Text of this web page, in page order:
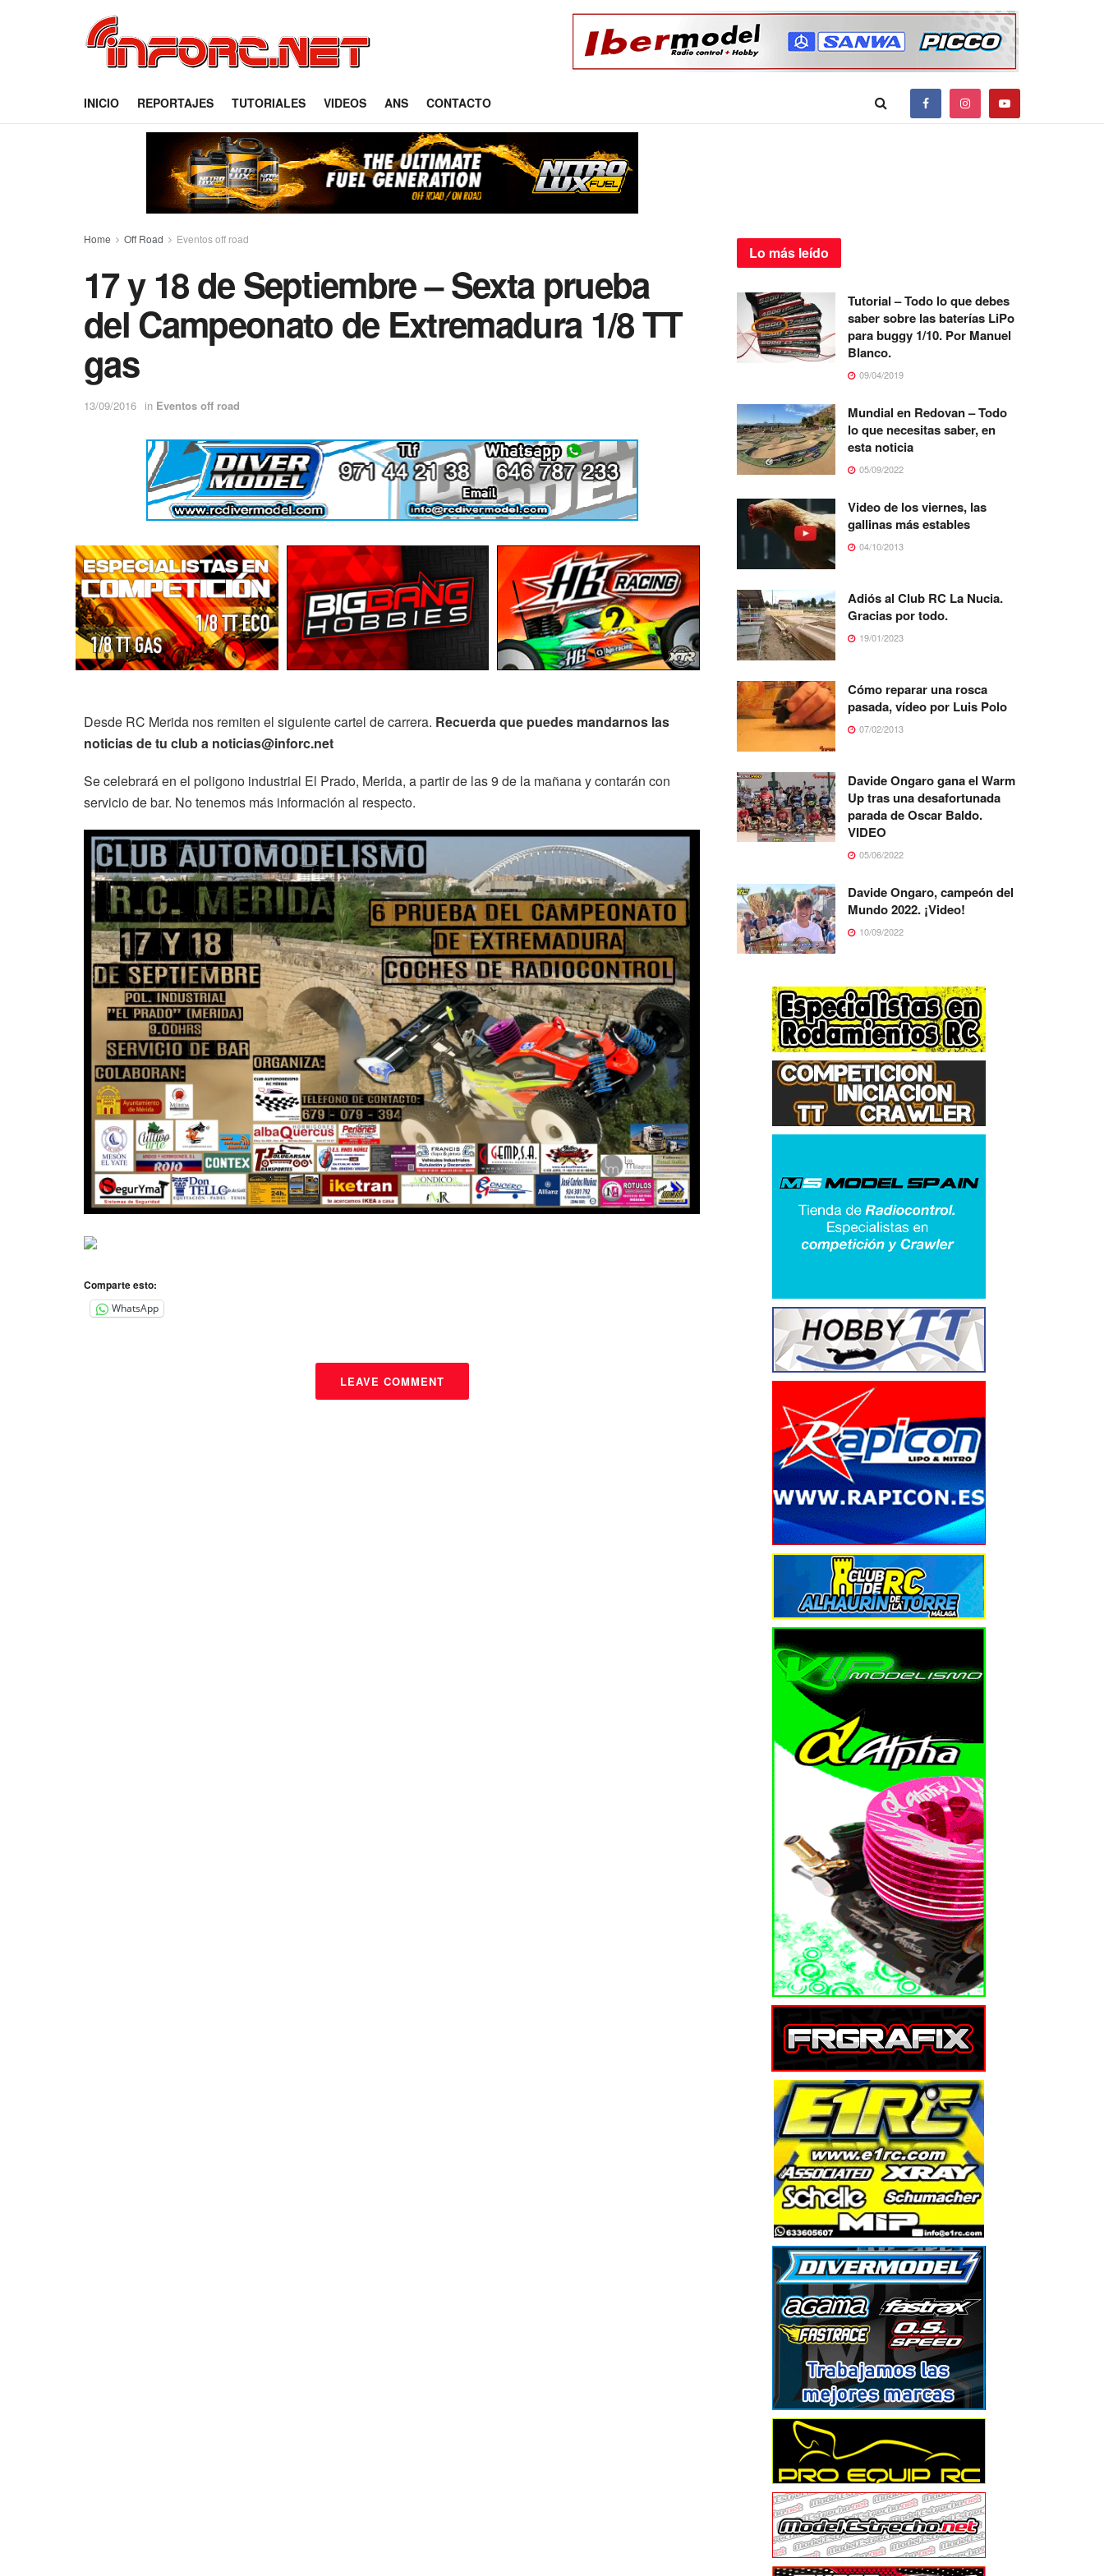
INICIO REPORTAJES TUTORIALES VIDEOS ANS CONTACTO
Home Off Road Eventos off road
17 y 18 de Septiembre – Sexta prueba
del Campeonato de Extremadura 1/8 TT
gas
13/09/2016 in Eventos off road
Desde RC Merida nos remiten el siguiente cartel de carrera. Recuerda que puedes mandarnos las
noticias de tu club a noticias@inforc.net
Se celebrará en el poligono industrial El Prado, Merida, a partir de las 9 de la mañana y contarán con
servicio de bar. No tenemos más información al respecto.
Comparte esto:
WhatsApp
LEAVE COMMENT
Lo más leído
Tutorial – Todo lo que debes
saber sobre las baterías LiPo
para buggy 1/10. Por Manuel
Blanco.
09/04/2019
Mundial en Redovan – Todo
lo que necesitas saber, en
esta noticia
05/09/2022
Video de los viernes, las
gallinas más estables
04/10/2013
Adiós al Club RC La Nucia.
Gracias por todo.
19/01/2023
Cómo reparar una rosca
pasada, vídeo por Luis Polo
07/02/2013
Davide Ongaro gana el Warm
Up tras una desafortunada
parada de Oscar Baldo.
VIDEO
05/06/2022
Davide Ongaro, campeón del
Mundo 2022. ¡Video!
10/09/2022